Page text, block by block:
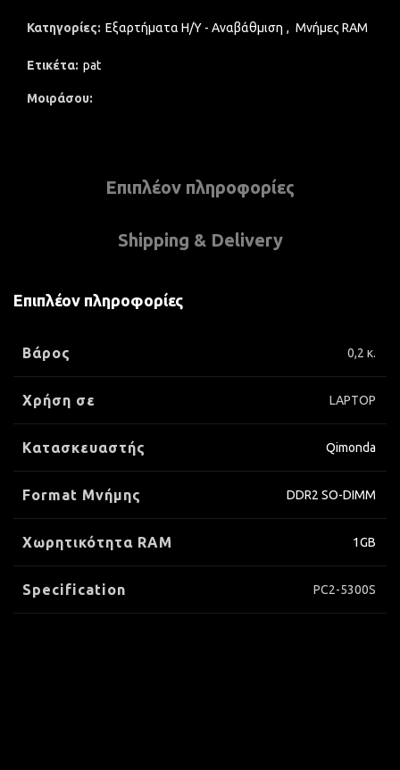
Κατηγορίες: Εξαρτήματα Η/Υ - Αναβάθμιση , Μνήμες RAM
Ετικέτα: pat
Μοιράσου
Επιπλέον πληροφορίες
Shipping & Delivery
Επιπλέον πληροφορίες
Βάρος 0,2 κ.
Χρήση σε LAPTOP
Κατασκευαστής Qimonda
Format Μνήμης DDR2 SO-DIMM
Xωρητικότητα RAM 1GB
Specification PC2-5300S